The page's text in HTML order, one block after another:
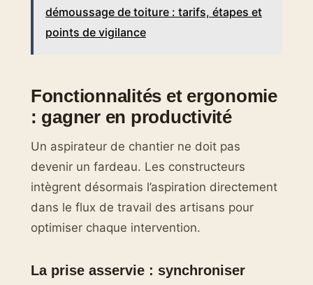
démoussage de toiture : tarifs, étapes et
points de vigilance
Fonctionnalités et ergonomie
: gagner en productivité
Un aspirateur de chantier ne doit pas
devenir un fardeau. Les constructeurs
intègrent désormais l’aspiration directement
dans le flux de travail des artisans pour
optimiser chaque intervention.
La prise asservie : synchroniser